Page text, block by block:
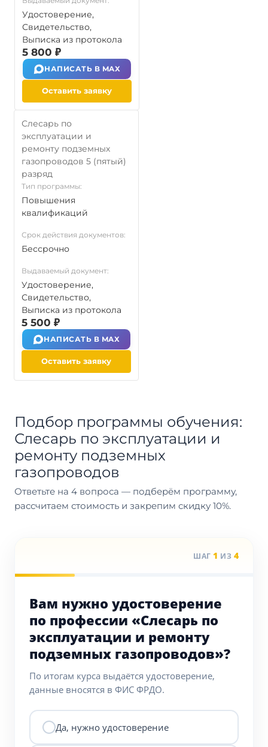
Удостоверение,
Свидетельство,
Выписка из протокола
5 800 ₽
НАПИСАТЬ В MAX
Оставить заявку
Слесарь по
эксплуатации и
ремонту подземных
газопроводов 5 (пятый)
разряд
Тип программы:
Повышения
квалификаций
Срок действия документов:
Бессрочно
Выдаваемый документ:
Удостоверение,
Свидетельство,
Выписка из протокола
5 500 ₽
НАПИСАТЬ В MAX
Оставить заявку
Подбор программы обучения:
Слесарь по эксплуатации и
ремонту подземных
газопроводов
Ответьте на 4 вопроса — подберём программу,
рассчитаем стоимость и закрепим скидку 10%.
ШАГ 1 ИЗ 4
Вам нужно удостоверение
по профессии «Слесарь по
эксплуатации и ремонту
подземных газопроводов»?
По итогам курса выдаётся удостоверение,
данные вносятся в ФИС ФРДО.
Да, нужно удостоверение